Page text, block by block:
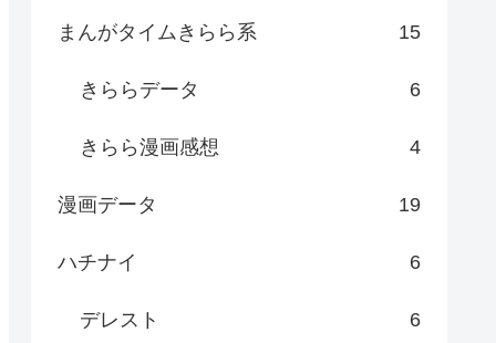
まんがタイムきらら系 15
きららデータ 6
きらら漫画感想 4
漫画データ 19
ハチナイ 6
デレスト 6